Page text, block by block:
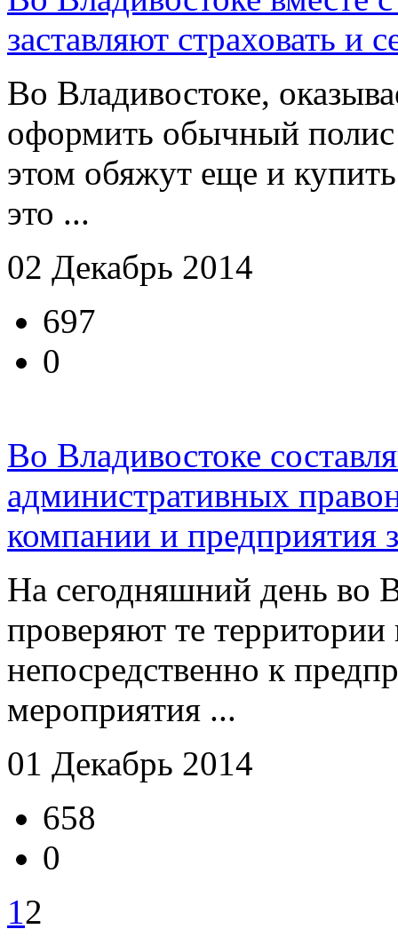
заставляют страховать и
Во Владивостоке,
оформить обычный
этом обяжут еще и
это ...
02 Декабрь 2014
697
0
Во Владивостоке
административных
компании и предприятия
На сегодняшний день во
проверяют те территории
непосредственно к
мероприятия ...
01 Декабрь 2014
658
0
12